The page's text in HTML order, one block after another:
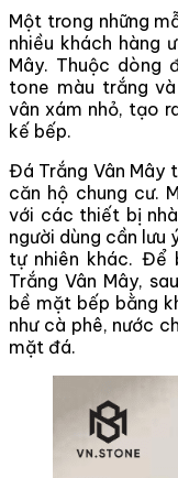
Một trong những
nhiều khách hàng
Mây. Thuộc dòng
tone màu trắng
vân xám nhỏ, tạo
kế bếp.
Đá Trắng Vân Mây
căn hộ chung cư.
với các thiết bị
người dùng cần lưu
tự nhiên khác. Để
Trắng Vân Mây,
bề mặt bếp bằng
như cà phê, nước
mặt đá.